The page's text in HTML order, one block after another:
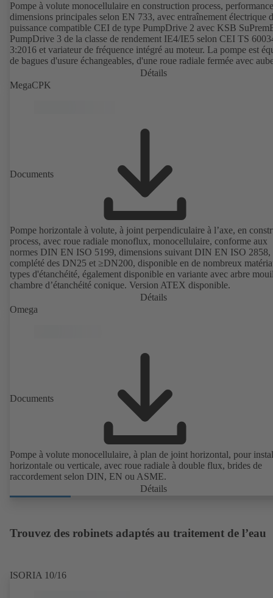
Pompe à volute monocellulaire en construction process,
dimensions principales selon EN 733, avec entraînement électrique
puissance compatible CEI de type PumpDrive 2 avec KSB
PumpDrive 3 de la classe de rendement IE4/IE5 selon CEI TS
3:2016 et variateur de fréquence intégré au moteur. La pompe est
de bagues d'usure échangeables, d'une roue radiale fermée avec
double courbure et d'une garniture mécanique simple ou double
EN 12756. Arbre au droit de la garniture d'étanchéité d'arbre avec
d'arbre sous garniture échangeable. La construction process permet
norme CEI 60072, dimensions extérieures suivant DIN V 42673
Détails
MegaCPK
Documents
Pompe horizontale à volute, à joint perpendiculaire à l’axe, en
process, avec roue radiale monoflux, monocellulaire, conforme aux
normes DIN EN ISO 5199, dimensions suivant DIN EN ISO 2858,
complété des DN25 et ≥DN200, disponible en de nombreux
types d'étanchéité, également disponible en variante avec arbre
chambre d’étanchéité conique. Version ATEX disponible.
Détails
Omega
Documents
Pompe à volute monocellulaire, à plan de joint horizontal, pour
horizontale ou verticale, avec roue radiale à double flux, brides de
raccordement selon DIN, EN ou ASME.
Détails
Trouvez des robinets adaptés au traitement de l’eau
ISORIA 10/16